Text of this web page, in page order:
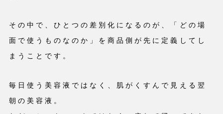
その中で、ひとつの差別化になるのが、「どの場
面で使うものなのか」を商品側が先に定義してし
まうことです。
毎日使う美容液ではなく、肌がくすんで見える翌
朝の美容液。